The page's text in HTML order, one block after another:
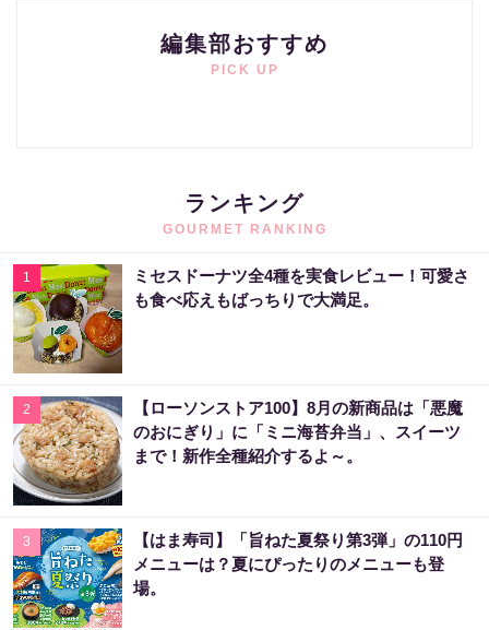
編集部おすすめ
PICK UP
ランキング
GOURMET RANKING
1
ミセスドーナツ全4種を実食レビュー！可愛さ
も食べ応えもばっちりで大満足。
2
【ローソンストア100】8月の新商品は「悪魔
のおにぎり」に「ミニ海苔弁当」、スイーツ
まで！新作全種紹介するよ～。
3
【はま寿司】「旨ねた夏祭り第3弾」の110円
メニューは？夏にぴったりのメニューも登
場。